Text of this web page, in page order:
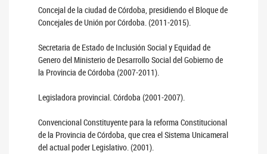
Concejal de la ciudad de Córdoba, presidiendo el Bloque de
Concejales de Unión por Córdoba. (2011-2015).
Secretaria de Estado de Inclusión Social y Equidad de
Genero del Ministerio de Desarrollo Social del Gobierno de
la Provincia de Córdoba (2007-2011).
Legisladora provincial. Córdoba (2001-2007).
Convencional Constituyente para la reforma Constitucional
de la Provincia de Córdoba, que crea el Sistema Unicameral
del actual poder Legislativo. (2001).